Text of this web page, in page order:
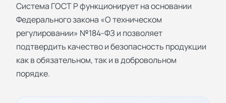
Система ГОСТ Р функционирует на основании
Федерального закона «О техническом
регулировании» №184-ФЗ и позволяет
подтвердить качество и безопасность продукции
как в обязательном, так и в добровольном
порядке.